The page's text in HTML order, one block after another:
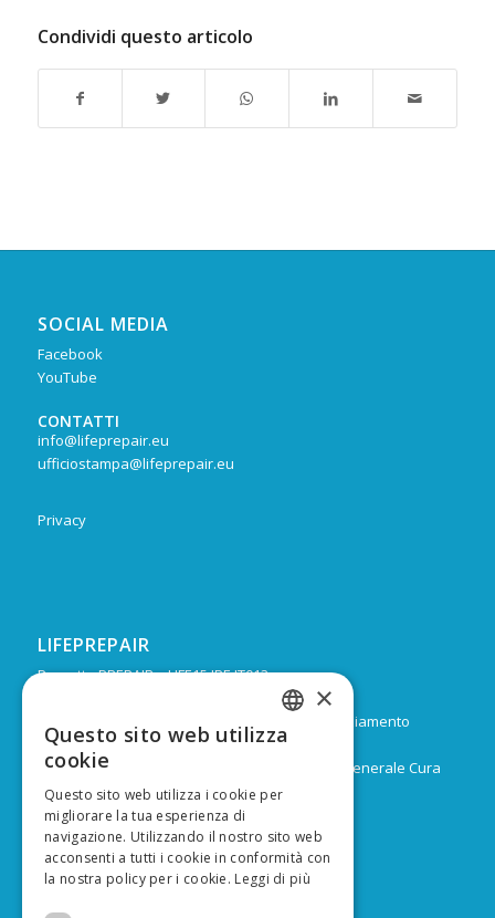
Condividi questo articolo
SOCIAL MEDIA
Facebook
YouTube
CONTATTI
info@lifeprepair.eu
ufficiostampa@lifeprepair.eu
Privacy
LIFEPREPAIR
Progetto PREPAIR – LIFE15 IPE IT013
Durata: Febbraio 2017 – Dicembre 2024
Budget: 16.805.939 € di cui 9.974.624 di co-finanziamento
europeo
Capofila: Regione Emilia-Romagna, Direzione Generale Cura
del territorio e dell’ambiente
ITALIAN
×
Questo sito web utilizza
cookie
Questo sito web utilizza i cookie per
migliorare la tua esperienza di
navigazione. Utilizzando il nostro sito web
acconsenti a tutti i cookie in conformità con
la nostra policy per i cookie. Leggi di più